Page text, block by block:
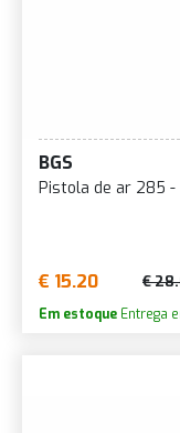
BGS
Pistola de ar 285 -
€ 15.20 €
Em estoque Entrega